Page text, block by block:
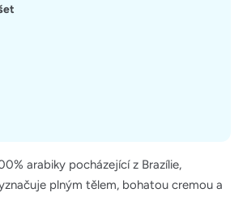
arabiky pocházející z Brazílie,
plným tělem, bohatou cremou a